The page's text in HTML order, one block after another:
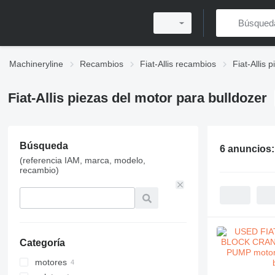
Machineryline Recambios Fiat-Allis recambios Fiat-Allis
Fiat-Allis piezas del motor para bulldozer
Búsqueda
(referencia IAM, marca, modelo,
recambio)
Categoría
motores
6 anuncios: